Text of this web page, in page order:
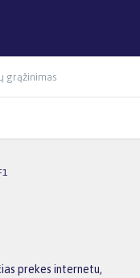
grąžinimas
prekes internetu,